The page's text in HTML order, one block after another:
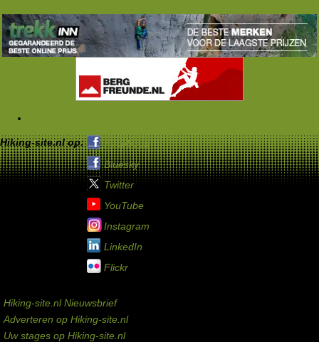
Hiking-site.nl op:
Facebook
Bluesky
Twitter
YouTube
Instagram
LinkedIn
Flickr
Hiking-site.nl Nieuwsbrief
Adverteren op Hiking-site.nl
Uw stages op Hiking-site.nl